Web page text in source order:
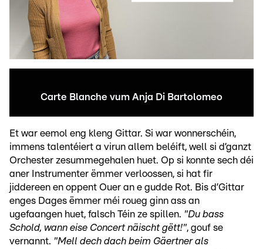
Carte Blanche vum Anja Di Bartolomeo
Et war eemol eng kleng Gittar. Si war wonnerschéin,
immens talentéiert a virun allem beléift, well si d’ganzt
Orchester zesummegehalen huet. Op si konnte sech déi
aner Instrumenter ëmmer verloossen, si hat fir
jiddereen en oppent Ouer an e gudde Rot. Bis d’Gittar
enges Dages ëmmer méi roueg ginn ass an
ugefaangen huet, falsch Téin ze spillen. "Du bass
Schold, wann eise Concert näischt gëtt!", gouf se
vernannt. "Mell dech dach beim Gäertner als